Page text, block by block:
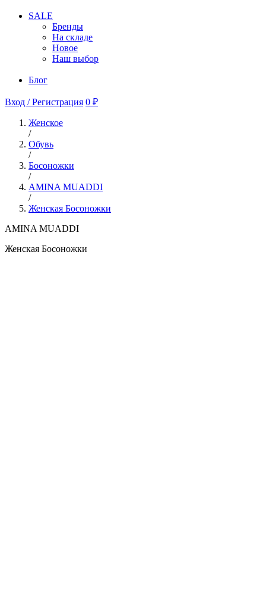
SALE
Бренды
На складе
Новое
Наш выбор
Блог
Вход / Регистрация 0 ₽
Женское
/
Обувь
/
Босоножки
/
AMINA MUADDI
/
Женская Босоножки
AMINA MUADDI
Женская Босоножки